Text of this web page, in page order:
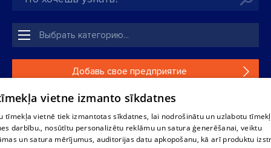
Добавь свое предприятие
Если твоего предприятия нет в нашей базе данных,
Полное или частичное распространение или копирование
vietne izmanto sīkdatnes
tīmekļa vietnē tiek izmantotas sīkdatnes, lai nodrošinātu un uzlabotu
darbību., nosūtītu personalizētu reklāmu un satura ģenerēšanai, veiktu
un satura mērījumus, auditorijas datu apkopošanu, kā arī produktu